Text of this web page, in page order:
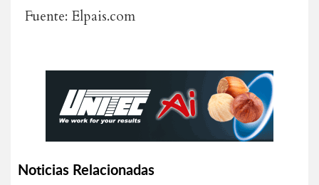
Fuente: Elpais.com
Noticias Relacionadas